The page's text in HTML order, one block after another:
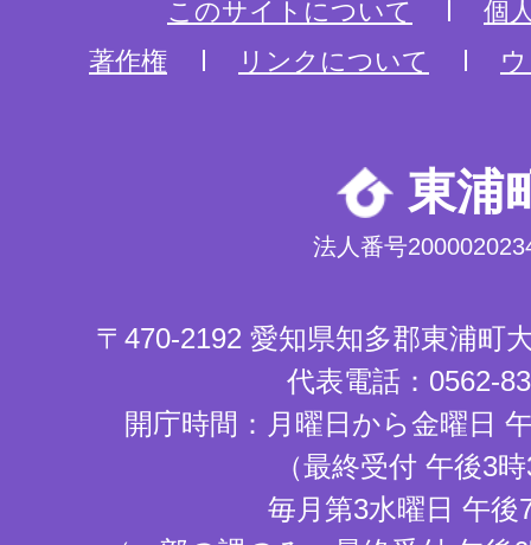
このサイトについて
個
著作権
リンクについて
東浦
法人番号
〒470-2192 愛知県知多郡東浦町
代表電話：0562-
開庁時間：月曜日から金曜日
（最終受付 午後3
毎月第3水曜日 午後